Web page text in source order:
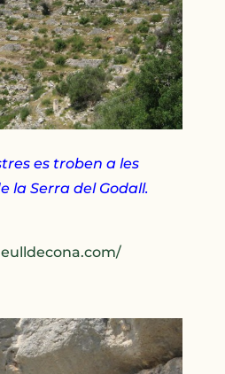
es troben a les
la Serra del Godall.